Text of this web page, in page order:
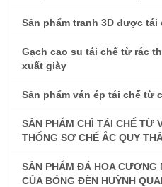
Sản phẩm tranh 3D được
Gạch cao su tái chế từ rác
xuất giày
Sản phẩm ván ép tái chế từ
SẢN PHẨM CHÌ TÁI CHẾ TỪ
THỐNG SƠ CHẾ ẮC QUY
SẢN PHẨM ĐÁ HOA CƯƠNG
CỦA BÓNG ĐÈN HUỲNH